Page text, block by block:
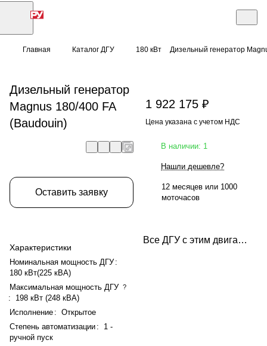
Главная Каталог ДГУ 180 кВт Дизельный генератор
Дизельный генератор
Magnus 180/400 FA
(Baudouin)
Оставить заявку
Характеристики
Номинальная мощность ДГУ :
180 кВт(225 кВА)
Максимальная мощность ДГУ ?
:
198 кВт (248 кВА)
Исполнение : Открытое
Степень автоматизации :
1 -
ручной пуск
1 922 175 ₽
Цена указана с учетом НДС
В наличии: 1
Нашли дешевле?
12 месяцев или 1000
моточасов
Все ДГУ с этим двигателем